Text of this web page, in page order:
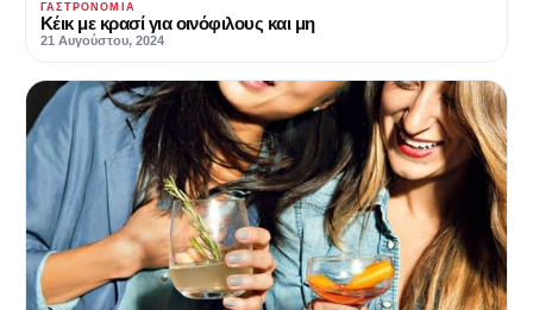
ΓΑΣΤΡΟΝΟΜΊΑ
Κέικ με κρασί για οινόφιλους και μη
21 Αυγούστου, 2024